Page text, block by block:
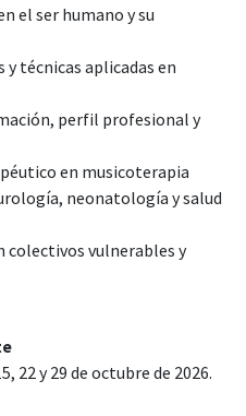
el ser humano y su
técnicas aplicadas en
perfil profesional y
en musicoterapia
neonatología y salud
colectivos vulnerables y
22 y 29 de octubre de 2026.